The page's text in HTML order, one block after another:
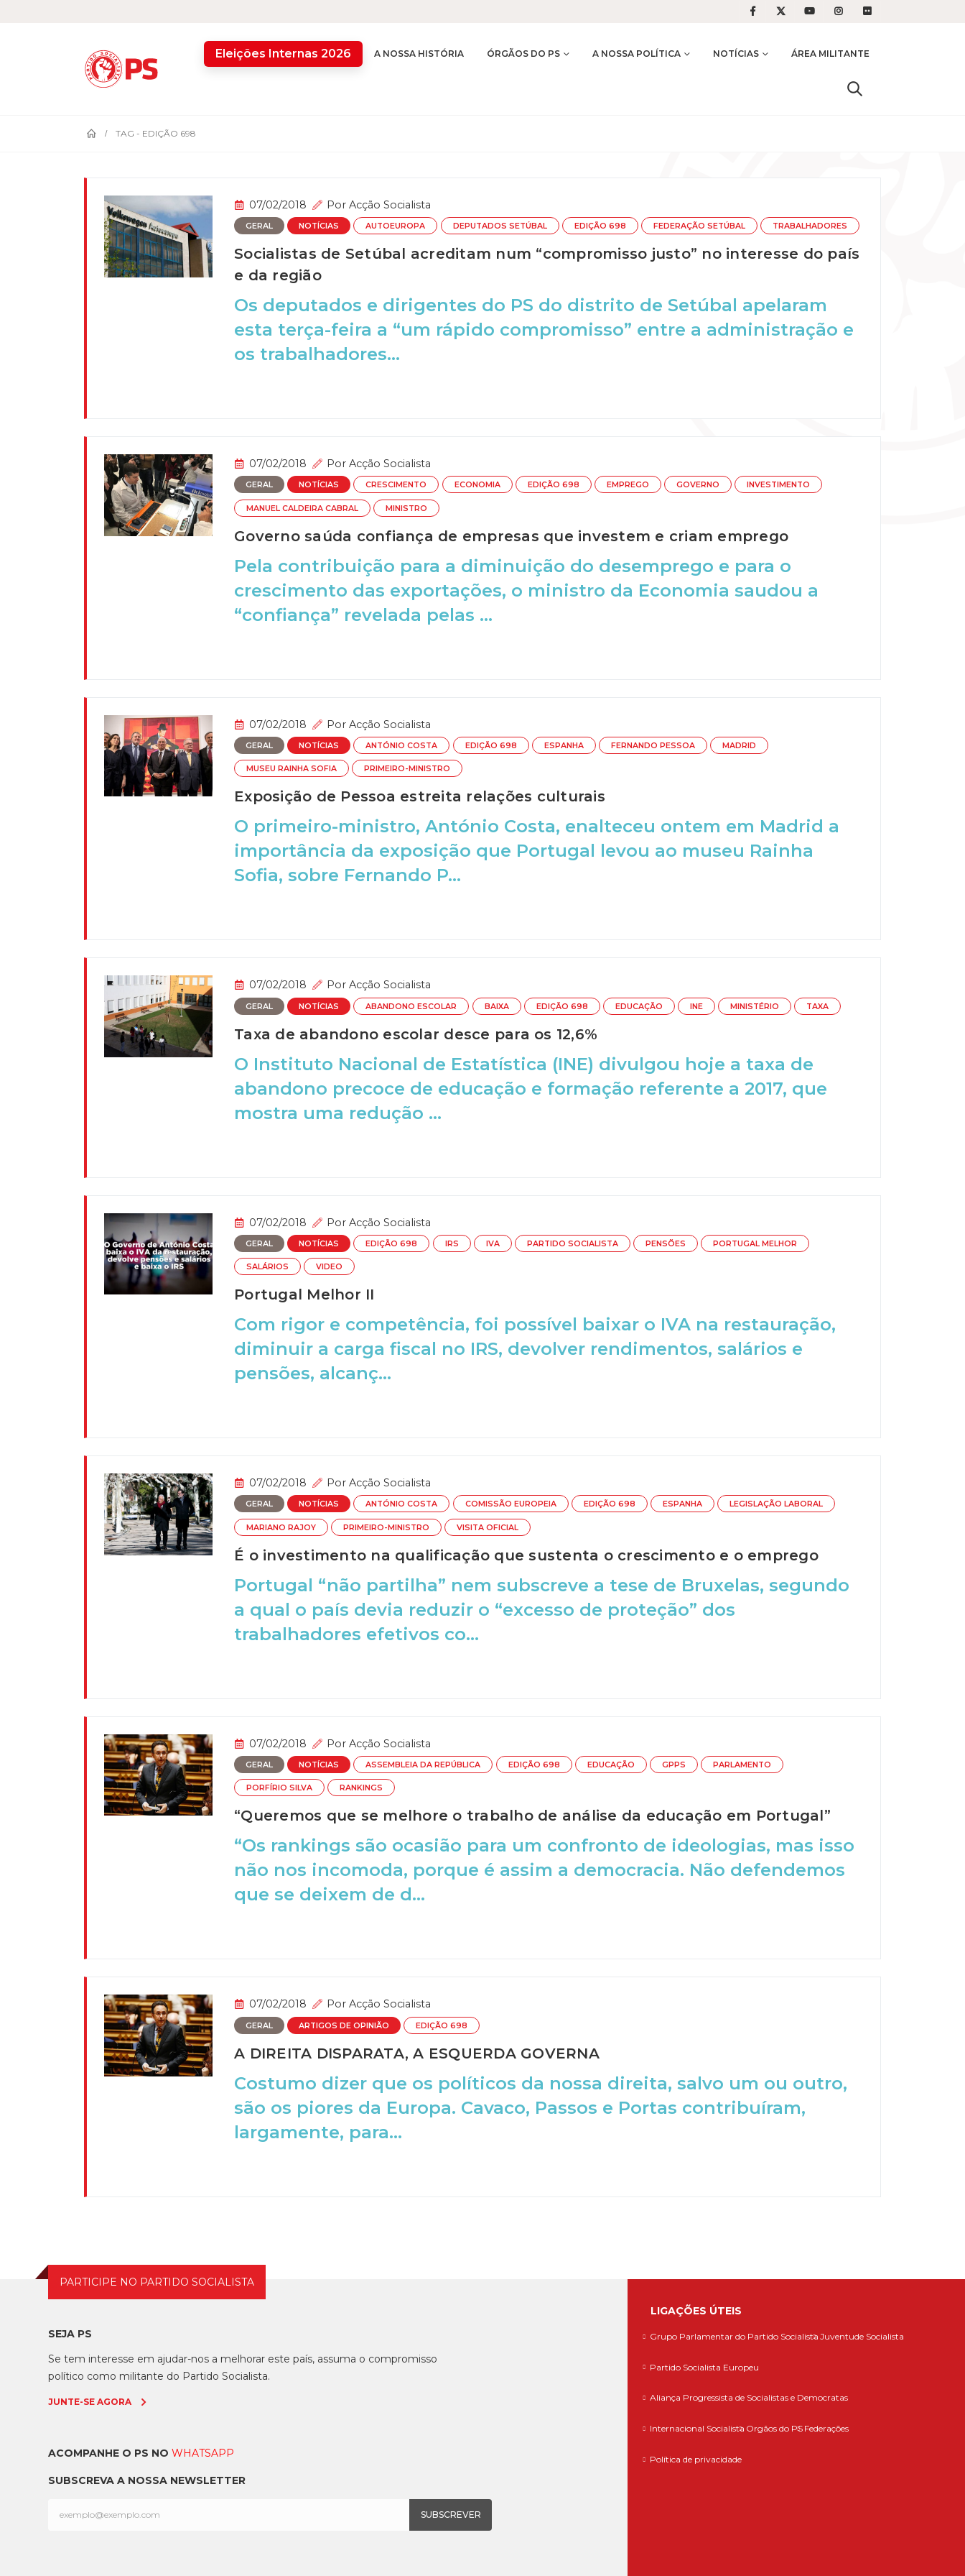
Eleições Internas 2026 A NOSSA HISTÓRIA ÓRGÃOS DO PS A NOSSA POLÍTICA NOTÍCIAS ÁREA MILITANTE
TAG - EDIÇÃO 698
07/02/2018 Por Acção Socialista
GERAL NOTÍCIAS AUTOEUROPA DEPUTADOS SETÚBAL EDIÇÃO 698 FEDERAÇÃO SETÚBAL TRABALHADORES
Socialistas de Setúbal acreditam num “compromisso justo” no interesse do país
e da região
Os deputados e dirigentes do PS do distrito de Setúbal apelaram
esta terça-feira a “um rápido compromisso” entre a administração e
os trabalhadores...
07/02/2018 Por Acção Socialista
GERAL NOTÍCIAS CRESCIMENTO ECONOMIA EDIÇÃO 698 EMPREGO GOVERNO INVESTIMENTO
MANUEL CALDEIRA CABRAL MINISTRO
Governo saúda confiança de empresas que investem e criam emprego
Pela contribuição para a diminuição do desemprego e para o
crescimento das exportações, o ministro da Economia saudou a
“confiança” revelada pelas ...
07/02/2018 Por Acção Socialista
GERAL NOTÍCIAS ANTÓNIO COSTA EDIÇÃO 698 ESPANHA FERNANDO PESSOA MADRID
MUSEU RAINHA SOFIA PRIMEIRO-MINISTRO
Exposição de Pessoa estreita relações culturais
O primeiro-ministro, António Costa, enalteceu ontem em Madrid a
importância da exposição que Portugal levou ao museu Rainha
Sofia, sobre Fernando P...
07/02/2018 Por Acção Socialista
GERAL NOTÍCIAS ABANDONO ESCOLAR BAIXA EDIÇÃO 698 EDUCAÇÃO INE MINISTÉRIO TAXA
Taxa de abandono escolar desce para os 12,6%
O Instituto Nacional de Estatística (INE) divulgou hoje a taxa de
abandono precoce de educação e formação referente a 2017, que
mostra uma redução ...
07/02/2018 Por Acção Socialista
GERAL NOTÍCIAS EDIÇÃO 698 IRS IVA PARTIDO SOCIALISTA PENSÕES PORTUGAL MELHOR
SALÁRIOS VIDEO
Portugal Melhor II
Com rigor e competência, foi possível baixar o IVA na restauração,
diminuir a carga fiscal no IRS, devolver rendimentos, salários e
pensões, alcanç...
07/02/2018 Por Acção Socialista
GERAL NOTÍCIAS ANTÓNIO COSTA COMISSÃO EUROPEIA EDIÇÃO 698 ESPANHA LEGISLAÇÃO LABORAL
MARIANO RAJOY PRIMEIRO-MINISTRO VISITA OFICIAL
É o investimento na qualificação que sustenta o crescimento e o emprego
Portugal “não partilha” nem subscreve a tese de Bruxelas, segundo
a qual o país devia reduzir o “excesso de proteção” dos
trabalhadores efetivos co...
07/02/2018 Por Acção Socialista
GERAL NOTÍCIAS ASSEMBLEIA DA REPÚBLICA EDIÇÃO 698 EDUCAÇÃO GPPS PARLAMENTO
PORFÍRIO SILVA RANKINGS
“Queremos que se melhore o trabalho de análise da educação em Portugal”
“Os rankings são ocasião para um confronto de ideologias, mas isso
não nos incomoda, porque é assim a democracia. Não defendemos
que se deixem de d...
07/02/2018 Por Acção Socialista
GERAL ARTIGOS DE OPINIÃO EDIÇÃO 698
A DIREITA DISPARATA, A ESQUERDA GOVERNA
Costumo dizer que os políticos da nossa direita, salvo um ou outro,
são os piores da Europa. Cavaco, Passos e Portas contribuíram,
largamente, para...
PARTICIPE NO PARTIDO SOCIALISTA
SEJA PS
Se tem interesse em ajudar-nos a melhorar este país, assuma o compromisso
político como militante do Partido Socialista.
JUNTE-SE AGORA
ACOMPANHE O PS NOWHATSAPP
SUBSCREVA A NOSSA NEWSLETTER
LIGAÇÕES ÚTEIS
Grupo Parlamentar do Partido Socialista Juventude Socialista
Partido Socialista Europeu
Aliança Progressista de Socialistas e Democratas
Internacional Socialista Orgãos do PS Federações
Política de privacidade